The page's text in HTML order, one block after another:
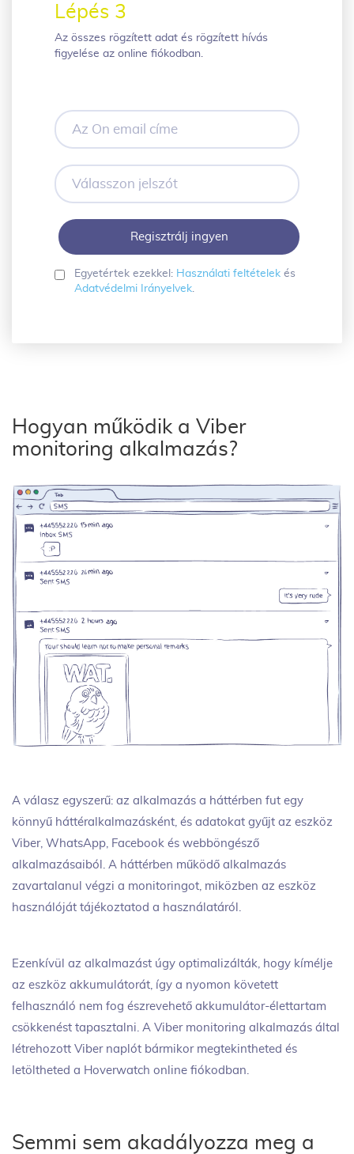
Lépés 3
Az összes rögzített adat és rögzített hívás
figyelése az online fiókodban.
Az
Ön
email
címe
Válasszon
jelszót
Egyetértek ezekkel: Használati feltételekés
Adatvédelmi Irányelvek.
Hogyan működik a Viber
monitoring alkalmazás?
A válasz egyszerű: az alkalmazás a háttérben fut egy
könnyű háttéralkalmazásként, és adatokat gyűjt az eszköz
Viber, WhatsApp, Facebook és webböngésző
alkalmazásaiból. A háttérben működő alkalmazás
zavartalanul végzi a monitoringot, miközben az eszköz
használóját tájékoztatod a használatáról.
Ezenkívül az alkalmazást úgy optimalizálták, hogy kímélje
az eszköz akkumulátorát, így a nyomon követett
felhasználó nem fog észrevehető akkumulátor-élettartam
csökkenést tapasztalni. A Viber monitoring alkalmazás által
létrehozott Viber naplót bármikor megtekintheted és
letöltheted a Hoverwatch online fiókodban.
Semmi sem akadályozza meg a